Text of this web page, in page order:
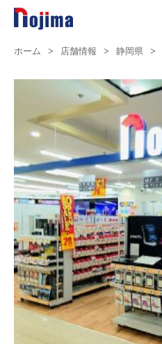
ホーム > 店舗情報 > 静岡県 >